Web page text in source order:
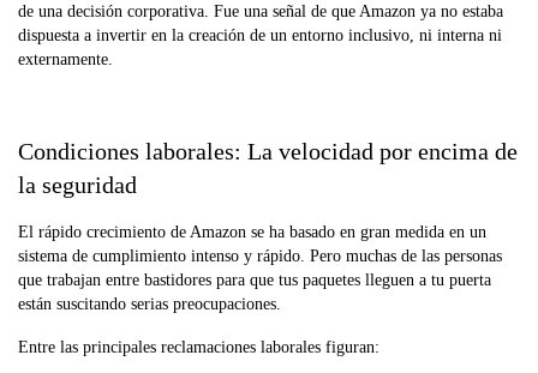
de una decisión corporativa. Fue una señal de que Amazon ya no estaba
dispuesta a invertir en la creación de un entorno inclusivo, ni interna ni
externamente.
Condiciones laborales: La velocidad por encima de
la seguridad
El rápido crecimiento de Amazon se ha basado en gran medida en un
sistema de cumplimiento intenso y rápido. Pero muchas de las personas
que trabajan entre bastidores para que tus paquetes lleguen a tu puerta
están suscitando serias preocupaciones.
Entre las principales reclamaciones laborales figuran: